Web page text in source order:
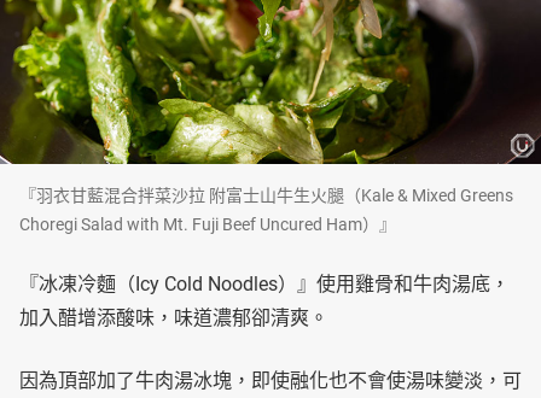
『羽衣甘藍混合拌菜沙拉 附富士山牛生火腿（Kale & Mixed Greens
Choregi Salad with Mt. Fuji Beef Uncured Ham）』
『冰凍冷麵（Icy Cold Noodles）』使用雞骨和牛肉湯底，
加入醋增添酸味，味道濃郁卻清爽。
因為頂部加了牛肉湯冰塊，即使融化也不會使湯味變淡，可